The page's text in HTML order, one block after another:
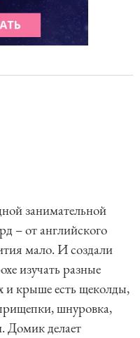
занимательной
– от английского
мало. И создали
изучать разные
и крыше есть щеколды,
шнуровка,
Домик делает